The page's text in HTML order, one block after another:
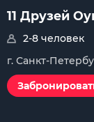
11 Друзей
2-8 человек
г. Санкт-